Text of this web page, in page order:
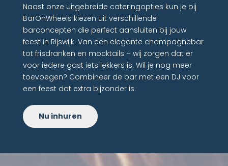
Naast onze uitgebreide cateringopties kun je bij
BarOnWheels kiezen uit verschillende
barconcepten die perfect aansluiten bij jouw
feest in Rijswijk. Van een elegante champagnebar
tot frisdranken en mocktails – wij zorgen dat er
voor iedere gast iets lekkers is. Wil je nog meer
toevoegen? Combineer de bar met een DJ voor
een feest dat extra bijzonder is.
Nu inhuren